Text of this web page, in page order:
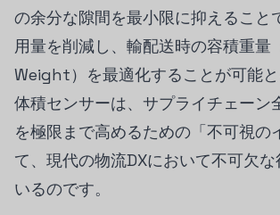
の余分な隙間を最小限に抑えること
用量を削減し、輸配送時の容積重量
Weight）を最適化することが可能
体積センサーは、サプライチェーン
を極限まで高めるための「不可視の
て、現代の物流DXにおいて不可欠
いるのです。